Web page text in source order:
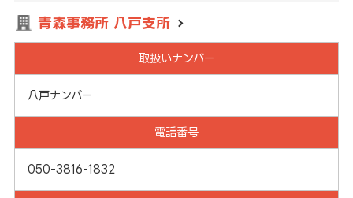
青森事務所 八戸支所
取扱いナンバー
八戸ナンバー
電話番号
050-3816-1832